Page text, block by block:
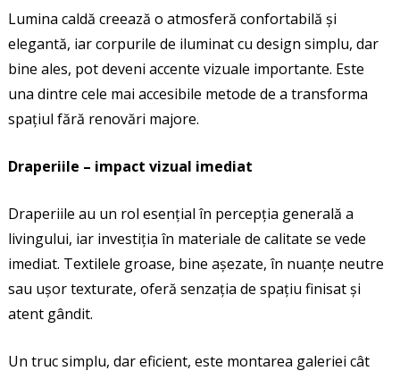
Lumina caldă creează o atmosferă confortabilă și
elegantă, iar corpurile de iluminat cu design simplu, dar
bine ales, pot deveni accente vizuale importante. Este
una dintre cele mai accesibile metode de a transforma
spațiul fără renovări majore.
Draperiile – impact vizual imediat
Draperiile au un rol esențial în percepția generală a
livingului, iar investiția în materiale de calitate se vede
imediat. Textilele groase, bine așezate, în nuanțe neutre
sau ușor texturate, oferă senzația de spațiu finisat și
atent gândit.
Un truc simplu, dar eficient, este montarea galeriei cât